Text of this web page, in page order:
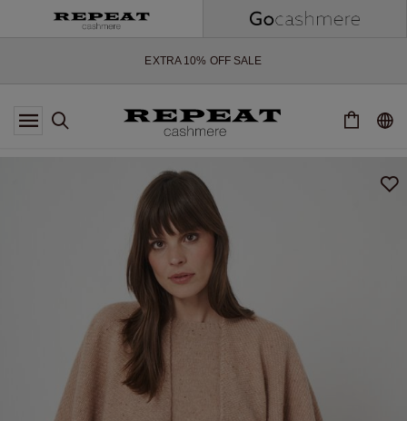
EXTRA 10% OFF SALE
*DIESES ANGEBOT GILT BIS ZUM 12 AUGUST 2026
*AUSNAHMEN SIND MÖGLICH
WEICHE NEUE STYLES & FRISCHE FARBEN FÜR DIE KOMMENDE
SAISON
EXTRA 10% OFF SALE